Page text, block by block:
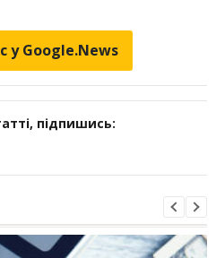
у Google.News
підпишись: